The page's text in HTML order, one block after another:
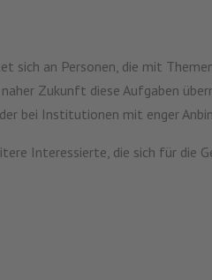
sich an Personen, die mit
Zukunft diese Aufgaben
bei Institutionen mit enger
Interessierte, die sich für